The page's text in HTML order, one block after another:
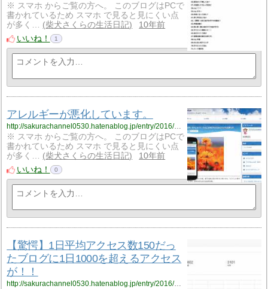
※ スマホ からご覧の方へ。 このブログはPCで
書かれているため スマホ で見ると見にくい点
が多く…
柴犬さくらの生活日記
10年前
いいね！
1
アレルギーが悪化しています。
http://sakurachannel0530.hatenablog.jp/entry/2016/10/07/%E3%82%A2%E3%83%AC%E3%83%AB%E3%82%AE%E3%83%BC%E3%81%8C%E6%82%AA%E5%8C%96%E3%81%97%E3%81%A6%E3%81%84%E3%81%BE%E3%81%99%E3%80%82
※ スマホ からご覧の方へ。 このブログはPCで
書かれているため スマホ で見ると見にくい点
が多く…
柴犬さくらの生活日記
10年前
いいね！
0
【驚愕】1日平均アクセス数150だっ
たブログに1日1000を超えるアクセス
が！！
http://sakurachannel0530.hatenablog.jp/entry/2016/10/06/%E3%80%90%E9%A9%9A%E6%84%95%E3%80%911%E6%97%A5%E3%81%AE%E5%B9%B3%E5%9D%87%E3%82%A2%E3%82%AF%E3%82%BB%E3%82%B9%E6%95%B0150%E3%81%A0%E3%81%A3%E3%81%9F%E3%83%96%E3%83%AD%E3%82%B0%E3%81%AB1